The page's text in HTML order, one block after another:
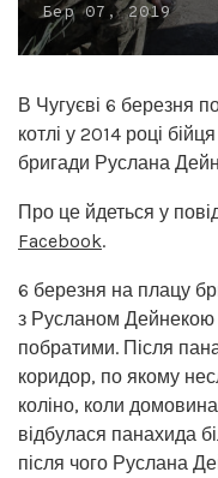
Бер 07, 2019
В Чугуєві 6 березня
котлі у 2014 році
бригади Руслана
Про це йдеться у
Facebook.
6 березня на плацу
з Русланом Дейнекою
побратими. Після
коридор, по якому
коліно, коли
відбулася панахида
після чого Руслана